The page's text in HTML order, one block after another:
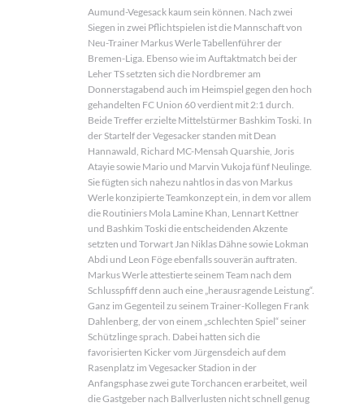
Aumund-Vegesack kaum sein können. Nach zwei
Siegen in zwei Pflichtspielen ist die Mannschaft von
Neu-Trainer Markus Werle Tabellenführer der
Bremen-Liga. Ebenso wie im Auftaktmatch bei der
Leher TS setzten sich die Nordbremer am
Donnerstagabend auch im Heimspiel gegen den hoch
gehandelten FC Union 60 verdient mit 2:1 durch.
Beide Treffer erzielte Mittelstürmer Bashkim Toski. In
der Startelf der Vegesacker standen mit Dean
Hannawald, Richard MC-Mensah Quarshie, Joris
Atayie sowie Mario und Marvin Vukoja fünf Neulinge.
Sie fügten sich nahezu nahtlos in das von Markus
Werle konzipierte Teamkonzept ein, in dem vor allem
die Routiniers Mola Lamine Khan, Lennart Kettner
und Bashkim Toski die entscheidenden Akzente
setzten und Torwart Jan Niklas Dähne sowie Lokman
Abdi und Leon Föge ebenfalls souverän auftraten.
Markus Werle attestierte seinem Team nach dem
Schlusspfiff denn auch eine „herausragende Leistung“.
Ganz im Gegenteil zu seinem Trainer-Kollegen Frank
Dahlenberg, der von einem „schlechten Spiel“ seiner
Schützlinge sprach. Dabei hatten sich die
favorisierten Kicker vom Jürgensdeich auf dem
Rasenplatz im Vegesacker Stadion in der
Anfangsphase zwei gute Torchancen erarbeitet, weil
die Gastgeber nach Ballverlusten nicht schnell genug